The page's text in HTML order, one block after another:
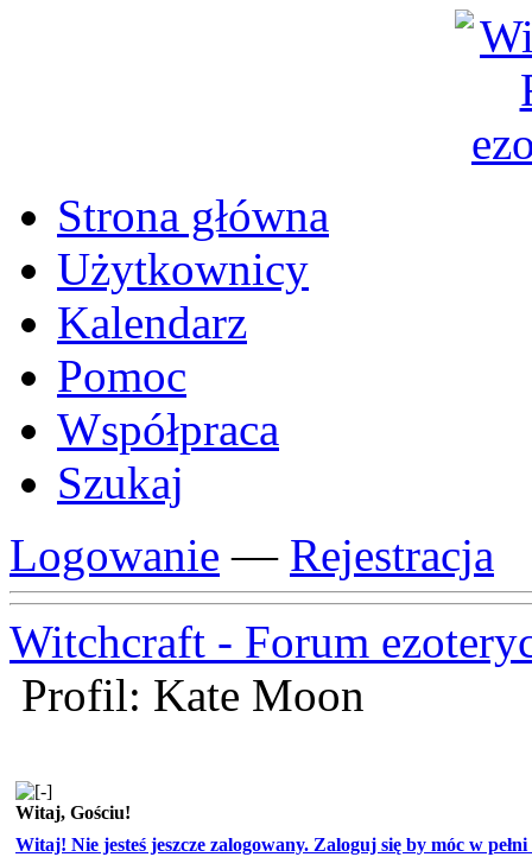
Strona główna
Użytkownicy
Kalendarz
Pomoc
Współpraca
Szukaj
Logowanie — Rejestracja
Witchcraft - Forum
Profil: Kate Moon
Witaj, Gościu!
Witaj! Nie jesteś jeszcze zalogowany. Zaloguj się by móc w